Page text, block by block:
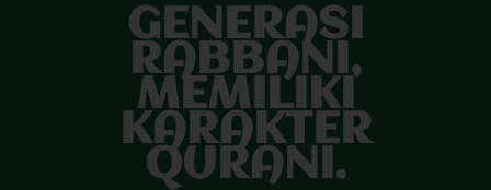
GENERASI
RABBANI,
MEMILIKI
KARAKTER
QURANI.